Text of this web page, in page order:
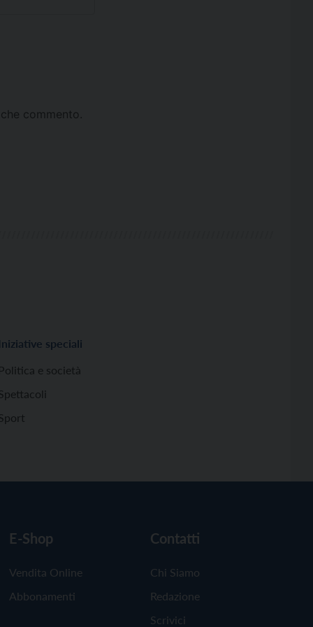
commento.
Iniziative speciali
Politica e società
E-Shop
Vendita Online
Abbonamenti
Contatti
Chi Siamo
Redazione
Scrivici